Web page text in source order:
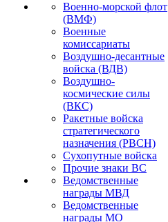
Военно-морской флот
(ВМФ)
Военные
комиссариаты
Воздушно-десантные
войска (ВДВ)
Воздушно-
космические силы
(ВКС)
Ракетные войска
стратегического
назначения (РВСН)
Сухопутные войска
Прочие знаки ВС
Ведомственные
награды МВД
Ведомственные
награды МО